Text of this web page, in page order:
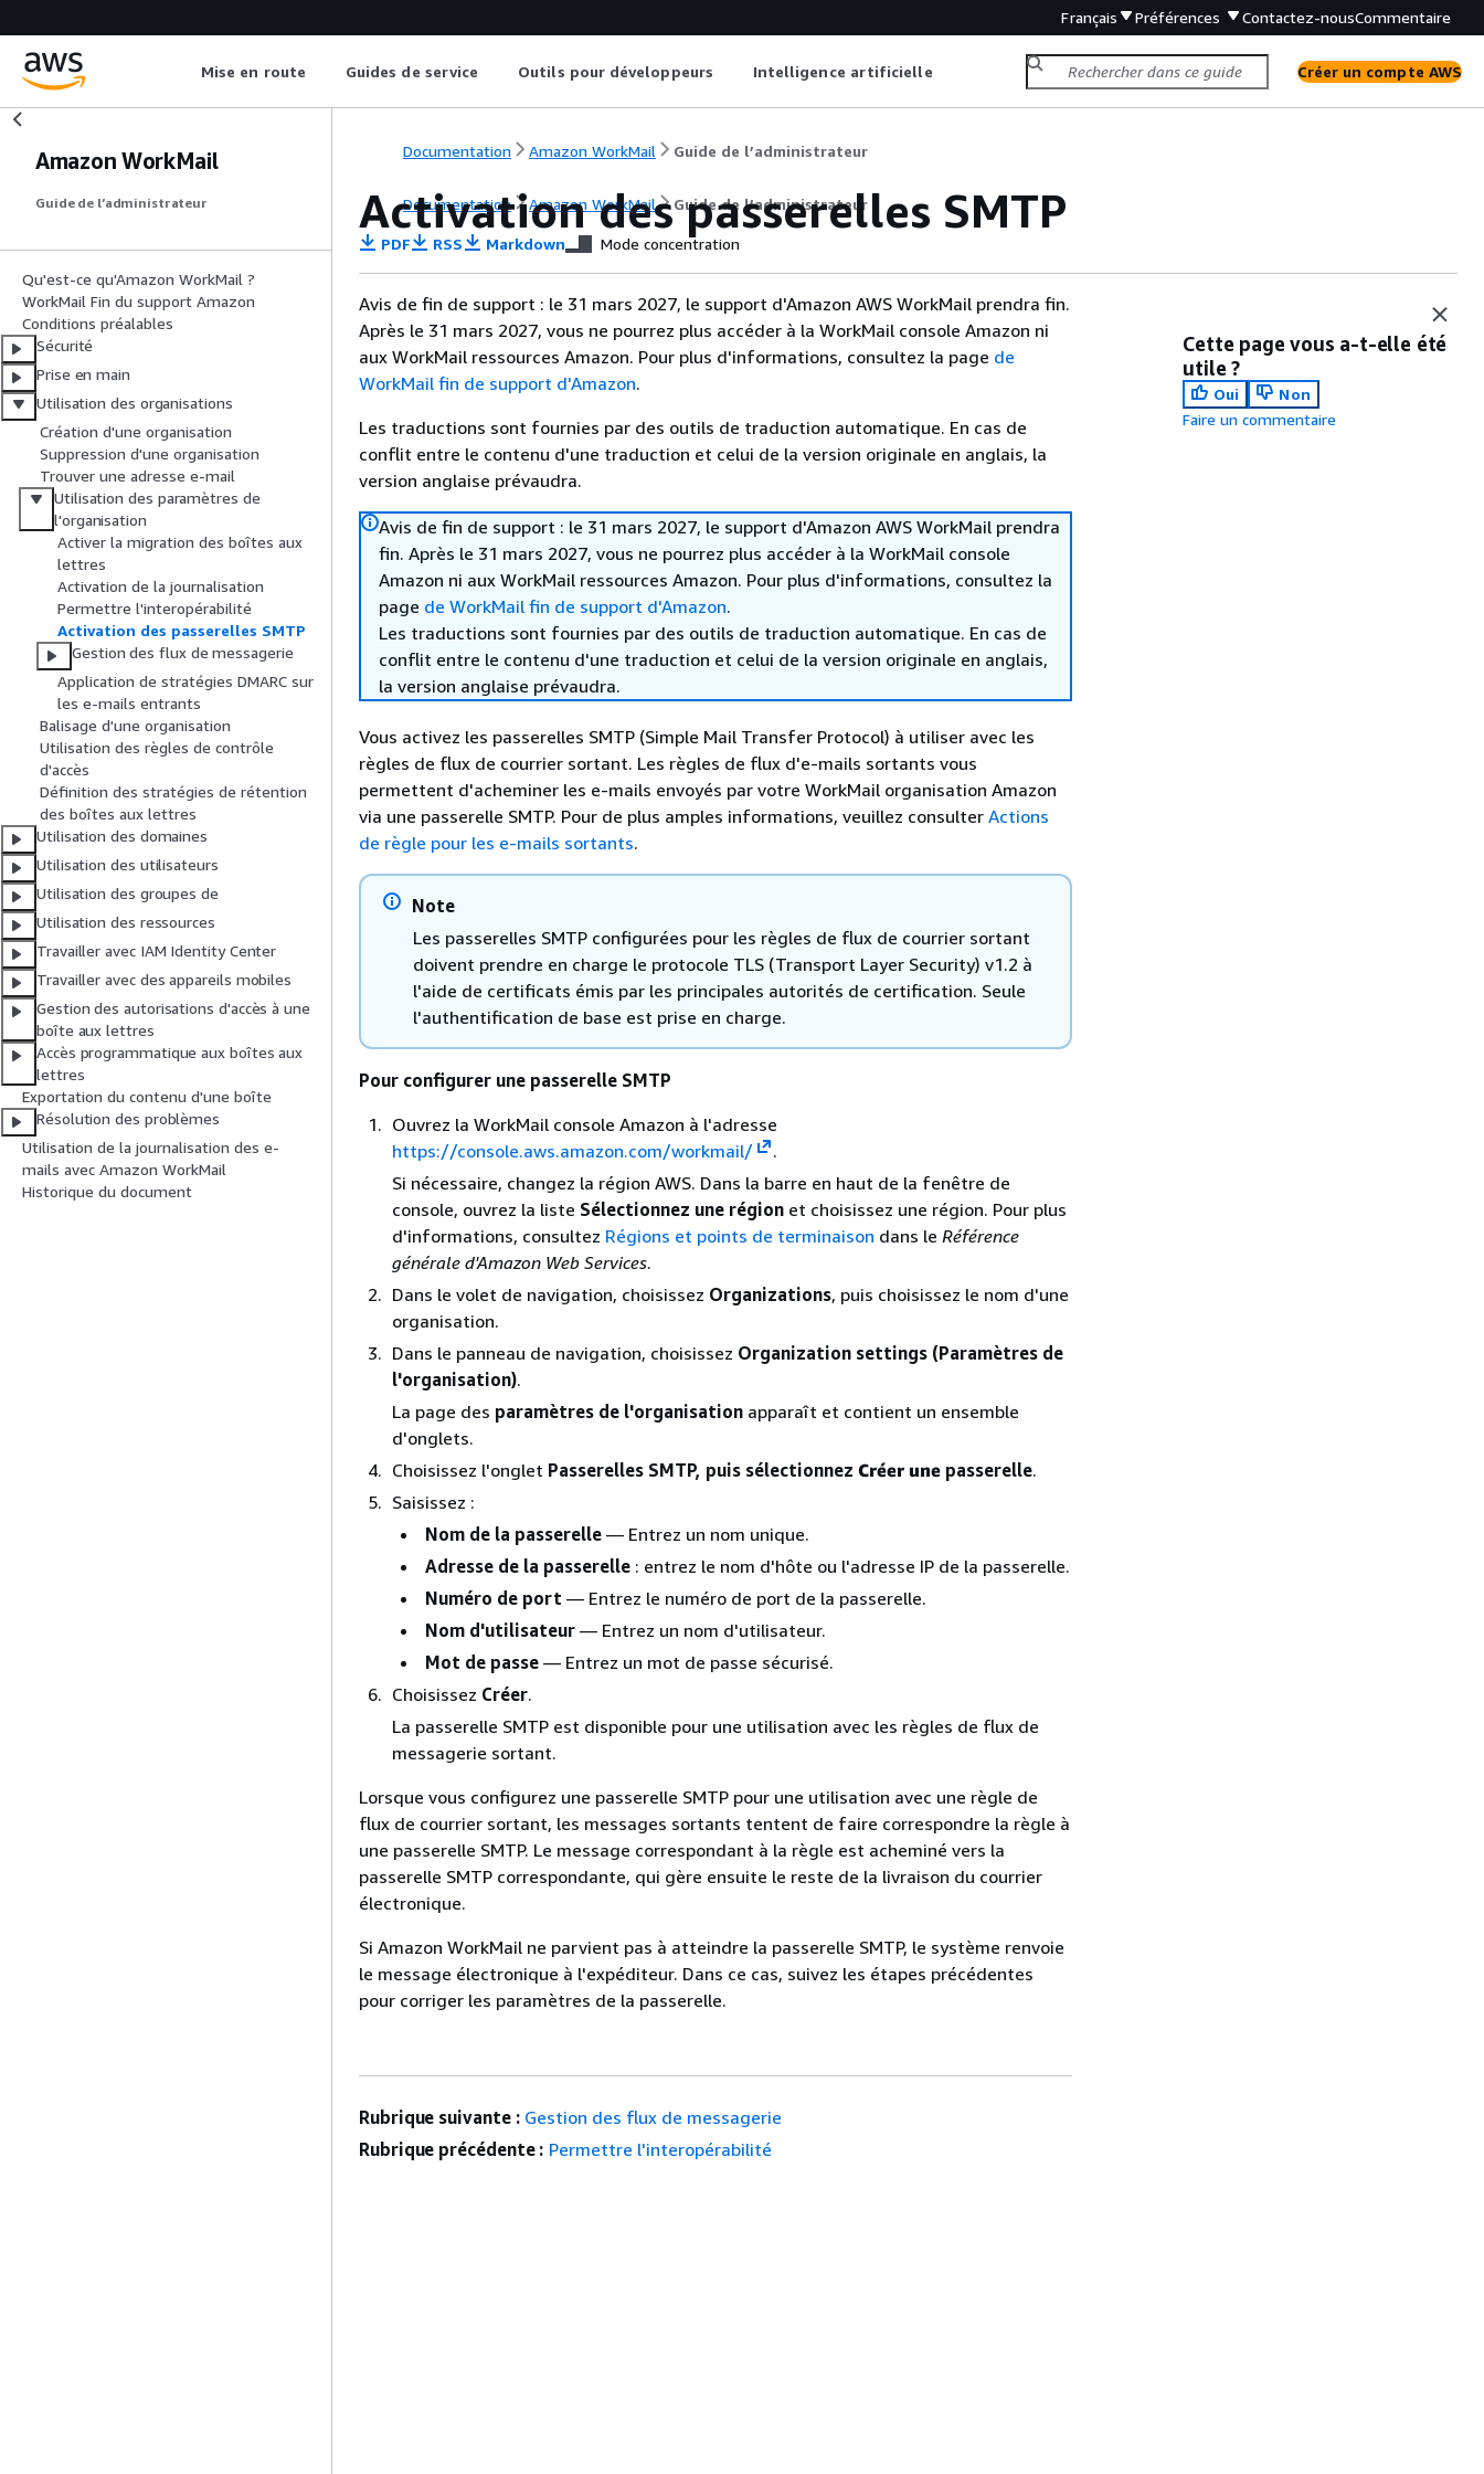
Français Préférences Contactez-nousCommentaire
Mise en route Guides de service Outils pour développeurs Intelligence artificielle Créer un compte AWS
Amazon WorkMail
Guide de l’administrateur
Qu'est-ce qu'Amazon WorkMail ?
WorkMail Fin du support Amazon
Conditions préalables
Sécurité
Prise en main
Utilisation des organisations
Création d'une organisation
Suppression d'une organisation
Trouver une adresse e-mail
Utilisation des paramètres de
l'organisation
Activer la migration des boîtes aux
lettres
Activation de la journalisation
Permettre l'interopérabilité
Activation des passerelles SMTP
Gestion des flux de messagerie
Application de stratégies DMARC sur
les e-mails entrants
Balisage d'une organisation
Utilisation des règles de contrôle
d'accès
Définition des stratégies de rétention
des boîtes aux lettres
Utilisation des domaines
Utilisation des utilisateurs
Utilisation des groupes de
Utilisation des ressources
Travailler avec IAM Identity Center
Travailler avec des appareils mobiles
Gestion des autorisations d'accès à une
boîte aux lettres
Accès programmatique aux boîtes aux
lettres
Exportation du contenu d'une boîte
Résolution des problèmes
Utilisation de la journalisation des e-
mails avec Amazon WorkMail
Historique du document
Documentation Amazon WorkMail Guide de l’administrateur
Documentation Amazon WorkMail Guide de l’administrateur
Activation des passerelles SMTP
PDF RSS Markdown Mode concentration
Avis de fin de support : le 31 mars 2027, le support d'Amazon AWS WorkMail prendra fin.
Après le 31 mars 2027, vous ne pourrez plus accéder à la WorkMail console Amazon ni
aux WorkMail ressources Amazon. Pour plus d'informations, consultez la page de
WorkMail fin de support d'Amazon.
Les traductions sont fournies par des outils de traduction automatique. En cas de
conflit entre le contenu d'une traduction et celui de la version originale en anglais, la
version anglaise prévaudra.
Avis de fin de support : le 31 mars 2027, le support d'Amazon AWS WorkMail prendra
fin. Après le 31 mars 2027, vous ne pourrez plus accéder à la WorkMail console
Amazon ni aux WorkMail ressources Amazon. Pour plus d'informations, consultez la
page de WorkMail fin de support d'Amazon.
Les traductions sont fournies par des outils de traduction automatique. En cas de
conflit entre le contenu d'une traduction et celui de la version originale en anglais,
la version anglaise prévaudra.
Vous activez les passerelles SMTP (Simple Mail Transfer Protocol) à utiliser avec les
règles de flux de courrier sortant. Les règles de flux d'e-mails sortants vous
permettent d'acheminer les e-mails envoyés par votre WorkMail organisation Amazon
via une passerelle SMTP. Pour de plus amples informations, veuillez consulter Actions
de règle pour les e-mails sortants.
Note
Les passerelles SMTP configurées pour les règles de flux de courrier sortant
doivent prendre en charge le protocole TLS (Transport Layer Security) v1.2 à
l'aide de certificats émis par les principales autorités de certification. Seule
l'authentification de base est prise en charge.
Pour configurer une passerelle SMTP
Ouvrez la WorkMail console Amazon à l'adresse
https://console.aws.amazon.com/workmail/
.
Si nécessaire, changez la région AWS. Dans la barre en haut de la fenêtre de
console, ouvrez la liste Sélectionnez une région et choisissez une région. Pour plus
d'informations, consultez Régions et points de terminaison dans le Référence
générale d'Amazon Web Services.
Dans le volet de navigation, choisissez Organizations, puis choisissez le nom d'une
organisation.
Dans le panneau de navigation, choisissez Organization settings (Paramètres de
l'organisation).
La page des paramètres de l'organisation apparaît et contient un ensemble
d'onglets.
Choisissez l'onglet Passerelles SMTP, puis sélectionnez Créer une passerelle.
Saisissez :
Nom de la passerelle — Entrez un nom unique.
Adresse de la passerelle : entrez le nom d'hôte ou l'adresse IP de la passerelle.
Numéro de port — Entrez le numéro de port de la passerelle.
Nom d'utilisateur — Entrez un nom d'utilisateur.
Mot de passe — Entrez un mot de passe sécurisé.
Choisissez Créer.
La passerelle SMTP est disponible pour une utilisation avec les règles de flux de
messagerie sortant.
Lorsque vous configurez une passerelle SMTP pour une utilisation avec une règle de
flux de courrier sortant, les messages sortants tentent de faire correspondre la règle à
une passerelle SMTP. Le message correspondant à la règle est acheminé vers la
passerelle SMTP correspondante, qui gère ensuite le reste de la livraison du courrier
électronique.
Si Amazon WorkMail ne parvient pas à atteindre la passerelle SMTP, le système renvoie
le message électronique à l'expéditeur. Dans ce cas, suivez les étapes précédentes
pour corriger les paramètres de la passerelle.
Cette page vous a-t-elle été
utile ?
Oui
Non
Faire un commentaire
Rubrique suivante : Gestion des flux de messagerie
Rubrique précédente : Permettre l'interopérabilité